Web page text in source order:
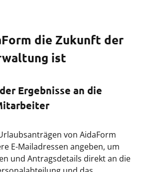
die Zukunft der
ist
Ergebnisse an die
von AidaForm
E-Mailadressen angeben, um
und Antragsdetails direkt an die